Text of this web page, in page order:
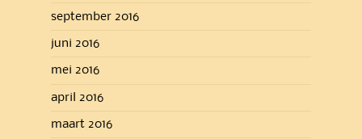
september 2016
juni 2016
mei 2016
april 2016
maart 2016